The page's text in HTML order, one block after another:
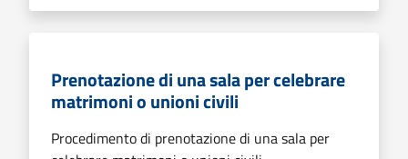
Prenotazione di una sala per celebrare
matrimoni o unioni civili
Procedimento di prenotazione di una sala per